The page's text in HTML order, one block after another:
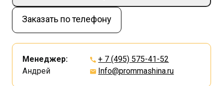
Заказать по телефону
Менеджер:
Андрей
+ 7 (495) 575-41-52
Info@prommashina.ru